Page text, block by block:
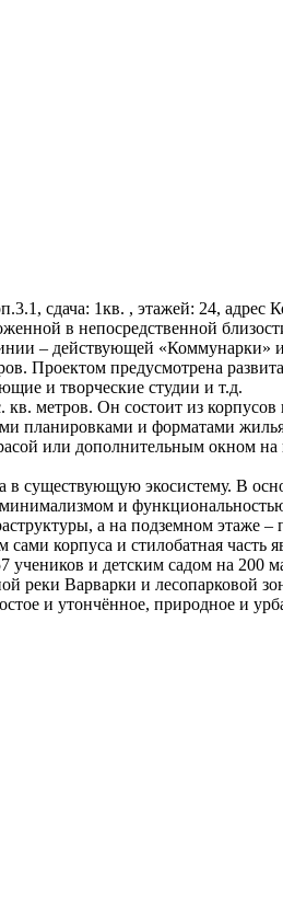
сдача: 1кв. , этажей: 24,
в непосредственной
– действующей «Коммунарки»
Проектом предусмотрена
и творческие студии и т.д.
метров. Он состоит из
планировками и форматами
или дополнительным окном
в существующую экосистему. В
минимализмом и
а на подземном
корпуса и стилобатная
учеников и детским садом на 200
реки Варварки и лесопарковой
и утончённое, природное и